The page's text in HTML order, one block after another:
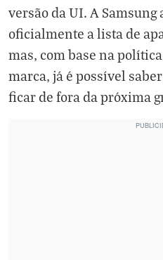
versão da UI. A
oficialmente a lista de
mas, com base na
marca, já é possível
ficar de fora da próxima